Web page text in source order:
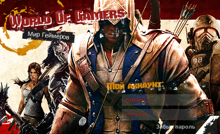
World Of Gamers
Мир Геймеров
Мой аккаунт:
Забыл пароль